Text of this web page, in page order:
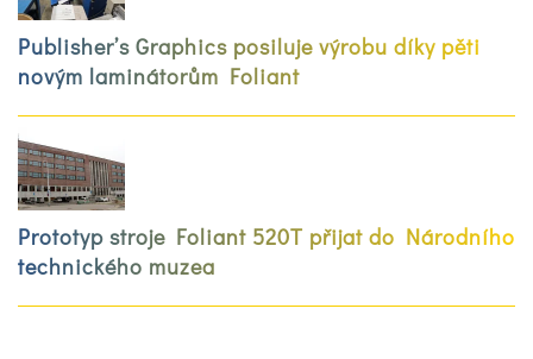
Publisher’s Graphics posiluje výrobu díky pěti
novým laminátorům Foliant
Prototyp stroje Foliant 520T přijat do Národního
technického muzea